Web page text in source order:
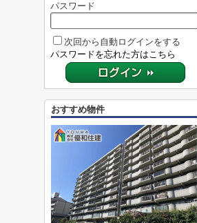
パスワード
次回から自動ログインをする
パスワードを忘れた方はこちら
おすすめ物件